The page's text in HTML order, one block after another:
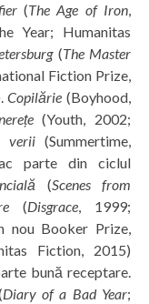
(The Age of Iron,
Year; Humanitas
(The Master
Fiction Prize,
Copilărie (Boyhood,
(Youth, 2002;
verii(Summertime,
parte din ciclul
(Scenes from
(Disgrace, 1999;
nou Booker Prize,
Fiction, 2015)
bună receptare.
Diary of a Bad Year;